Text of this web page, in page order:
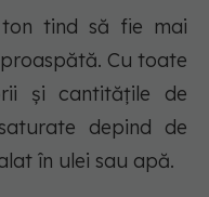
tind să fie mai
Cu toate
și cantitățile de
depind de
în ulei sau apă.